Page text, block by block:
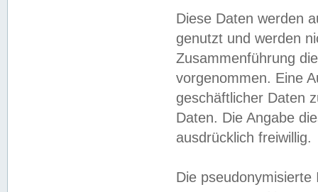
Diese Daten werden
genutzt und werden
Zusammenführung
vorgenommen. Eine
geschäftlicher Daten
Daten. Die Angabe
ausdrücklich freiwillig.
Die